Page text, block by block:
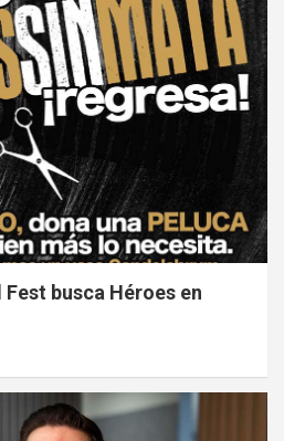
busca Héroes en